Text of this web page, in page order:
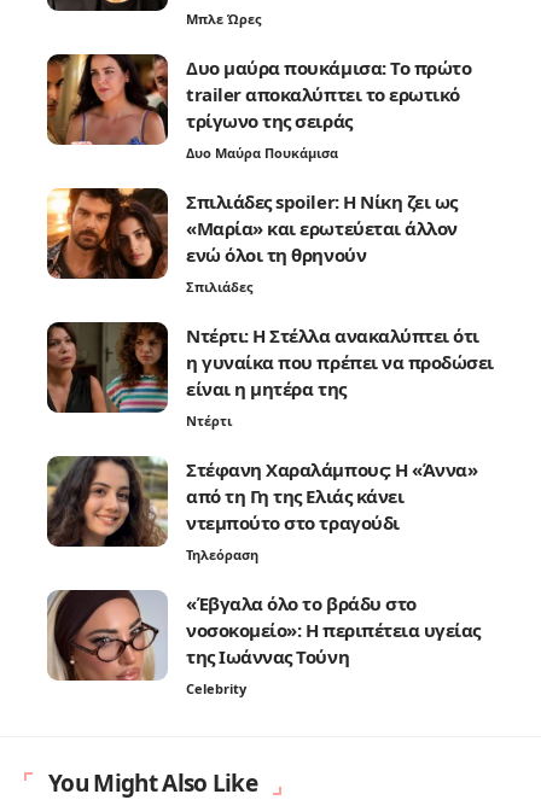
Μπλε Ώρες
Δυο μαύρα πουκάμισα: Το πρώτο
trailer αποκαλύπτει το ερωτικό
τρίγωνο της σειράς
Δυο Μαύρα Πουκάμισα
Σπιλιάδες spoiler: Η Νίκη ζει ως
«Μαρία» και ερωτεύεται άλλον
ενώ όλοι τη θρηνούν
Σπιλιάδες
Ντέρτι: Η Στέλλα ανακαλύπτει ότι
η γυναίκα που πρέπει να προδώσει
είναι η μητέρα της
Ντέρτι
Στέφανη Χαραλάμπους: Η «Άννα»
από τη Γη της Ελιάς κάνει
ντεμπούτο στο τραγούδι
Τηλεόραση
«Έβγαλα όλο το βράδυ στο
νοσοκομείο»: Η περιπέτεια υγείας
της Ιωάννας Τούνη
Celebrity
You Might Also Like